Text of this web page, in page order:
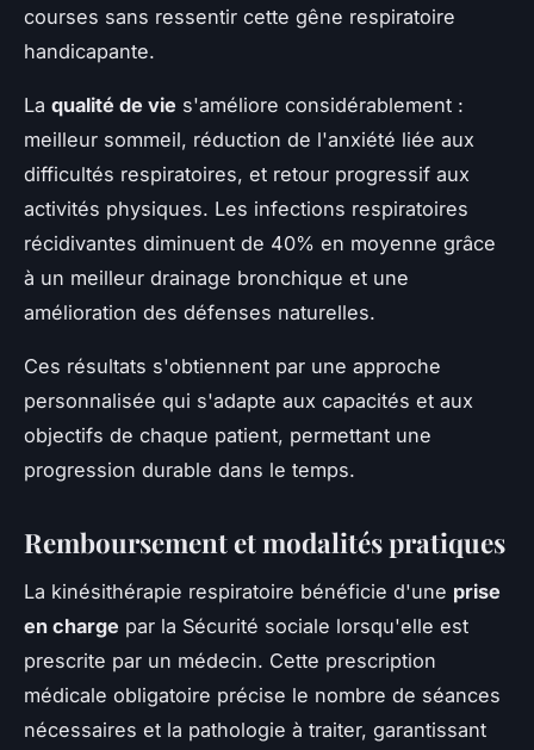
courses sans ressentir cette gêne respiratoire
handicapante.
La qualité de vie s'améliore considérablement :
meilleur sommeil, réduction de l'anxiété liée aux
difficultés respiratoires, et retour progressif aux
activités physiques. Les infections respiratoires
récidivantes diminuent de 40% en moyenne grâce
à un meilleur drainage bronchique et une
amélioration des défenses naturelles.
Ces résultats s'obtiennent par une approche
personnalisée qui s'adapte aux capacités et aux
objectifs de chaque patient, permettant une
progression durable dans le temps.
Remboursement et modalités pratiques
La kinésithérapie respiratoire bénéficie d'une prise
en charge par la Sécurité sociale lorsqu'elle est
prescrite par un médecin. Cette prescription
médicale obligatoire précise le nombre de séances
nécessaires et la pathologie à traiter, garantissant